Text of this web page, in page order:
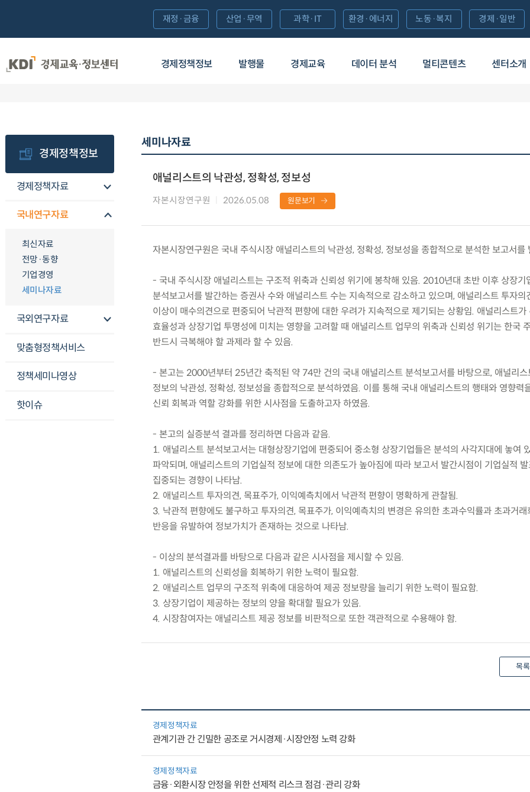
경제정책정보 발행물 경제교육 데이터 분석 멀티콘텐츠 센터소개
재정·금융 산업·무역 과학·IT 환경·에너지 노동·복지 경제·일반
경제정책정보
경제정책자료
국내연구자료
최신자료
전망·동향
기업경영
세미나자료
국외연구자료
맞춤형정책서비스
정책세미나영상
핫이슈
세미나자료
애널리스트의 낙관성, 정확성, 정보성
자본시장연구원 2026.05.08 원문보기
자본시장연구원은 국내 주식시장 애널리스트의 낙관성, 정확성, 정보성을 종합적으로 분석한 보고서를
- 국내 주식시장 애널리스트는 구조적 위축과 신뢰성 위기에 봉착해 있음. 2010년대 초반 이후 상장기
분석보고서를 발간하는 증권사 수와 애널리스트 수는 지속적으로 감소하고 있으며, 애널리스트 투자
이상이 매수의견으로 편중되어 낙관적 편향에 대한 우려가 지속적으로 제기되는 상황임. 애널리스트가
효율성과 상장기업 투명성에 미치는 영향을 고려할 때 애널리스트 업무의 위축과 신뢰성 위기는 한국
반드시 극복해야 할 과제라 할 수 있음.
- 본고는 2000년부터 25년간 축적된 약 74만 건의 국내 애널리스트 분석보고서를 바탕으로, 애널리스
정보의 낙관성, 정확성, 정보성을 종합적으로 분석하였음. 이를 통해 국내 애널리스트의 행태와 영향력
신뢰 회복과 역할 강화를 위한 시사점을 도출하고자 하였음.
- 본고의 실증분석 결과를 정리하면 다음과 같음.
1. 애널리스트 분석보고서는 대형상장기업에 편중되어 중소형 상장기업들은 분석의 사각지대에 놓여
파악되며, 애널리스트의 기업실적 정보에 대한 의존도가 높아짐에 따라 보고서 발간시점이 기업실적
집중되는 경향이 나타남.
2. 애널리스트 투자의견, 목표주가, 이익예측치에서 낙관적 편향이 명확하게 관찰됨.
3. 낙관적 편향에도 불구하고 투자의견, 목표주가, 이익예측치의 변경은 유의한 초과수익률과 초과거래
반응을 유발하여 정보가치가 존재하는 것으로 나타남.
- 이상의 분석결과를 바탕으로 다음과 같은 시사점을 제시할 수 있음.
1. 애널리스트의 신뢰성을 회복하기 위한 노력이 필요함.
2. 애널리스트 업무의 구조적 위축에 대응하여 제공 정보량을 늘리기 위한 노력이 필요함.
3. 상장기업이 제공하는 정보의 양을 확대할 필요가 있음.
4. 시장참여자는 애널리스트 제공 정보를 비판적으로 또한 객관적으로 수용해야 함.
목
경제정책자료
관계기관 간 긴밀한 공조로 거시경제·시장안정 노력 강화
경제정책자료
금융·외환시장 안정을 위한 선제적 리스크 점검·관리 강화